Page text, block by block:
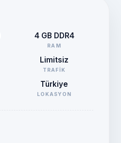
4 GB DDR4
RAM
Limitsiz
TRAFIK
Türkiye
LOKASYON